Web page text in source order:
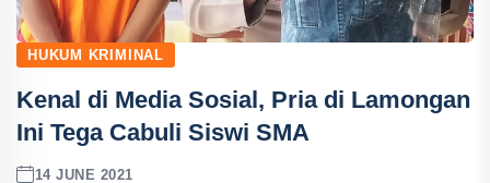
HUKUM KRIMINAL
Kenal di Media Sosial, Pria di Lamongan
Ini Tega Cabuli Siswi SMA
14 JUNE 2021